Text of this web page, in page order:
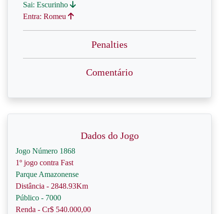
Sai: Escurinho
Entra: Romeu
Penalties
Comentário
Dados do Jogo
Jogo Número 1868
1º jogo contra Fast
Parque Amazonense
Distância - 2848.93Km
Público - 7000
Renda - Cr$ 540.000,00